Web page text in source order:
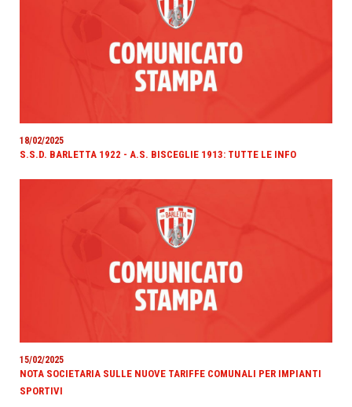
18/02/2025
S.S.D. BARLETTA 1922 - A.S. BISCEGLIE 1913: TUTTE LE INFO
15/02/2025
NOTA SOCIETARIA SULLE NUOVE TARIFFE COMUNALI PER IMPIANTI
SPORTIVI